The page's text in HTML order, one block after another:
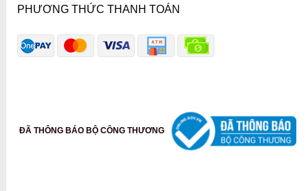
PHƯƠNG THỨC THANH TOÁN
ĐÃ THÔNG BÁO BỘ CÔNG THƯƠNG